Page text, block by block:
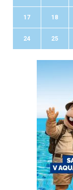
17 18
24 25